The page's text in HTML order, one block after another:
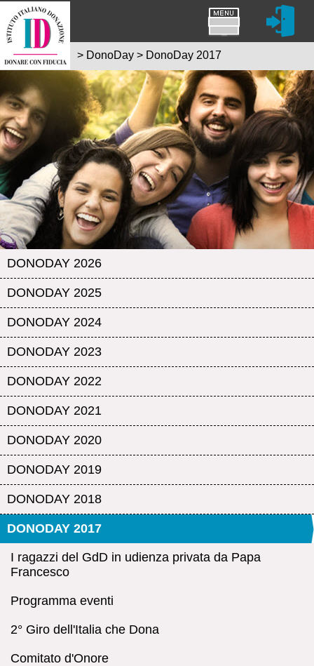
DONODAY 2026
DONODAY 2025
DONODAY 2024
DONODAY 2023
DONODAY 2022
DONODAY 2021
DONODAY 2020
DONODAY 2019
DONODAY 2018
DONODAY 2017
I ragazzi del GdD in udienza privata da Papa
Francesco
Programma eventi
2° Giro dell'Italia che Dona
Comitato d'Onore
> DonoDay > DonoDay 2017